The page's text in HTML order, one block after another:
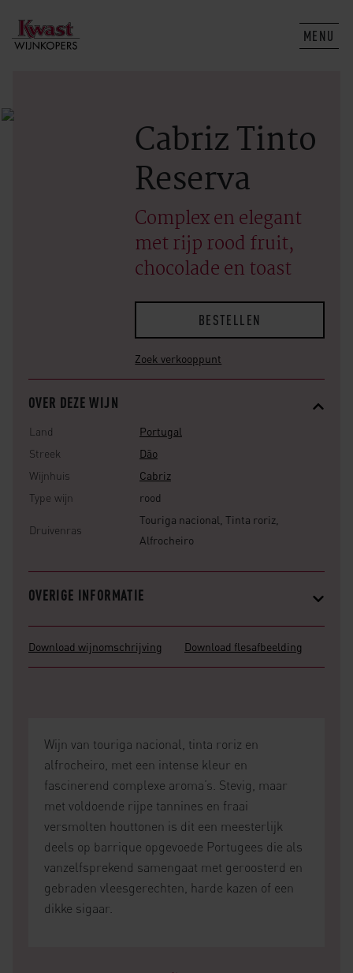
MENU
Cabriz Tinto
Reserva
Complex en elegant
met rijp rood fruit,
chocolade en toast
BESTELLEN
Zoek verkooppunt
OVER DEZE WIJN
Land
Portugal
Streek
Dão
Wijnhuis
Cabriz
Type wijn
rood
Druivenras
Touriga nacional, Tinta roriz,
Alfrocheiro
OVERIGE INFORMATIE
Download wijnomschrijving Download flesafbeelding
Wijn van touriga nacional, tinta roriz en
alfrocheiro, met een intense kleur en
fascinerend complexe aroma’s. Stevig, maar
met voldoende rijpe tannines en fraai
versmolten houttonen is dit een meesterlijk
deels op barrique opgevoede Portugees die als
vanzelfsprekend samengaat met geroosterd en
gebraden vleesgerechten, harde kazen of een
dikke sigaar.